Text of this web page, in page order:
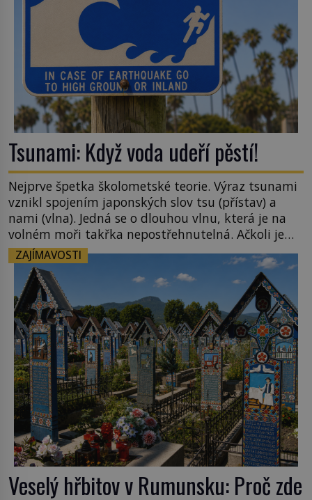
Tsunami: Když voda udeří pěstí!
Nejprve špetka školometské teorie. Výraz tsunami
vznikl spojením japonských slov tsu (přístav) a
nami (vlna). Jedná se o dlouhou vlnu, která je na
volném moři takřka nepostřehnutelná. Ačkoli je
vlnová délka tsunami i 300 kilometrů, výška vlny
na volném moři je maximálně 1,5 metru. Máme se
podobné obří vlny obávat i v Evropě? Vznik
tsunami si […]
ZAJÍMAVOSTI
Veselý hřbitov v Rumunsku: Proč zde